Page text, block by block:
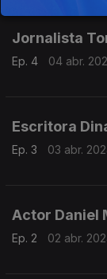
Jornalista
Ep. 4 04 abr.
Escritora
Ep. 3 03 abr.
Actor Daniel
Ep. 2 02 abr.